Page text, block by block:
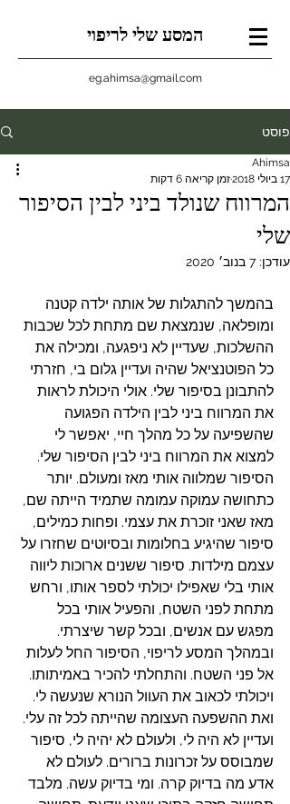
המסע שלי לריפוי
eg.ahimsa@gmail.com
פוסט
המרווח שנולד ביני לבין הסיפור
שלי
Ahimsa
17 ביולי 2018
זמן קריאה 6 דקות
עודכן: 7 בנוב׳ 2020
בהמשך להתגלות של אותה ילדה קטנה
ומופלאה, שנמצאת שם מתחת לכל שכבות
ההשלכות, שעדיין לא ניפגעה, ומכילה את
כל הפוטנציאל שהיה ועדיין גלום בי, חזרתי
להתבונן בסיפור שלי. אולי היכולת לראות
את המרווח ביני לבין הילדה הפגועה
שהשפיעה על כל מהלך חיי, יאפשר לי
למצוא את המרווח ביני לבין הסיפור שלי.
הסיפור שמלווה אותי מאז ומעולם. יותר
כתחושה עמוקה עמומה שתמיד הייתה שם,
מאז שאני זוכרת את עצמי. ופחות כמילים,
סיפור שהיגיע בחלומות ובסיוטים שחזרו על
עצמם מילדות. סיפור ששנים ארוכות ליווה
אותי בלי שאפילו יכולתי לספר אותו, ורחש
מתחת לפני השטח, והפעיל אותי בכל
מפגש עם אנשים, ובכל קשר שיצרתי.
ובמהלך המסע לריפוי, הסיפור החל לעלות
אל פני השטח. והתחלתי להכיר באמיתותו.
ויכולתי לכאוב את העוול הנורא שנעשה לי.
ואת ההשפעה העצומה שהייתה לכל זה עלי.
ועדיין לא היה לי, ולעולם לא יהיה לי, סיפור
שמבוסס על זכרונות ברורים. לעולם לא
אדע מה בדיוק קרה. ומי בדיוק עשה. מלבד